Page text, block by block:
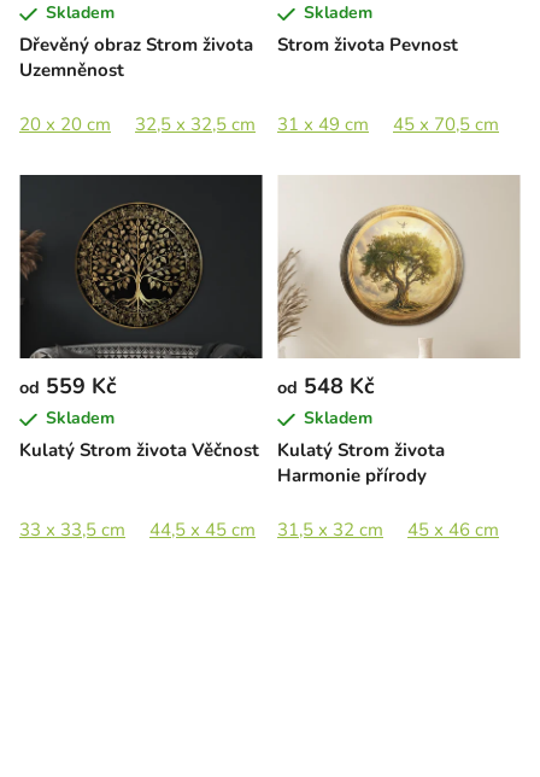
Dřevěný obraz Strom života
Uzemněnost
Skladem
20 x 20 cm 32,5 x 32,5 cm 44,5 x 44,5 cm 65 x 65 cm
Strom života Pevnost
Skladem
31 x 49 cm 45 x 70,5 cm
Kulatý Strom života Věčnost
od 559 Kč
Skladem
33 x 33,5 cm 44,5 x 45 cm 59,5 x 60 cm 88 x 89 cm
Kulatý Strom života
Harmonie přírody
od 548 Kč
Skladem
31,5 x 32 cm 45 x 46 cm